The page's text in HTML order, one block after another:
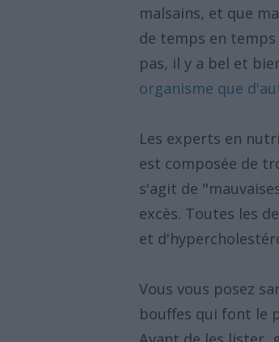
malsains, et que
de temps en
pas, il y a bel et
organisme que
Les experts en
est composée de
s'agit de
excès. Toutes les
et
Vous vous posez
bouffes qui font le